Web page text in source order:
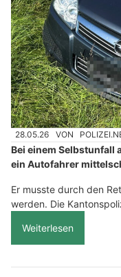
28.05.26 VON
Bei einem Selbstunfall
ein Autofahrer
Er musste durch den
werden. Die
Weiterlesen